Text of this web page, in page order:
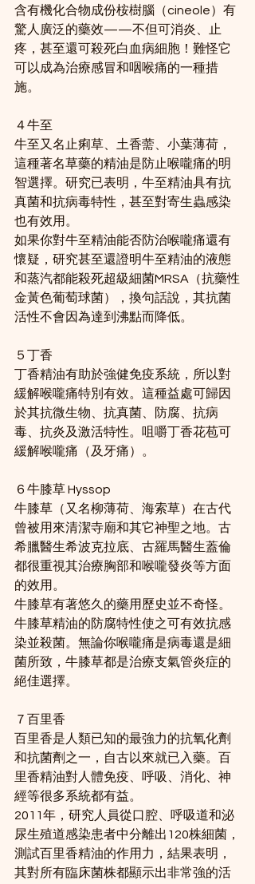
含有機化合物成份桉樹腦（cineole）有
驚人廣泛的藥效——不但可消炎、止
疼，甚至還可殺死白血病細胞！難怪它
可以成為治療感冒和咽喉痛的一種措
施。
４牛至
牛至又名止痢草、土香薷、小葉薄荷，
這種著名草藥的精油是防止喉嚨痛的明
智選擇。研究已表明，牛至精油具有抗
真菌和抗病毒特性，甚至對寄生蟲感染
也有效用。
如果你對牛至精油能否防治喉嚨痛還有
懷疑，研究甚至還證明牛至精油的液態
和蒸汽都能殺死超級細菌MRSA（抗藥性
金黃色葡萄球菌），換句話說，其抗菌
活性不會因為達到沸點而降低。
５丁香
丁香精油有助於強健免疫系統，所以對
緩解喉嚨痛特別有效。這種益處可歸因
於其抗微生物、抗真菌、防腐、抗病
毒、抗炎及激活特性。咀嚼丁香花苞可
緩解喉嚨痛（及牙痛）。
６牛膝草 Hyssop
牛膝草（又名柳薄荷、海索草）在古代
曾被用來清潔寺廟和其它神聖之地。古
希臘醫生希波克拉底、古羅馬醫生蓋倫
都很重視其治療胸部和喉嚨發炎等方面
的效用。
牛膝草有著悠久的藥用歷史並不奇怪。
牛膝草精油的防腐特性使之可有效抗感
染並殺菌。無論你喉嚨痛是病毒還是細
菌所致，牛膝草都是治療支氣管炎症的
絕佳選擇。
７百里香
百里香是人類已知的最強力的抗氧化劑
和抗菌劑之一，自古以來就已入藥。百
里香精油對人體免疫、呼吸、消化、神
經等很多系統都有益。
2011年，研究人員從口腔、呼吸道和泌
尿生殖道感染患者中分離出120株細菌，
測試百里香精油的作用力，結果表明，
其對所有臨床菌株都顯示出非常強的活